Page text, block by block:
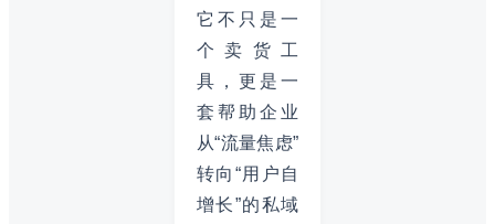
它不只是一
个卖货工
具，更是一
套帮助企业
从“流量焦虑”
转向“用户自
增长”的私域